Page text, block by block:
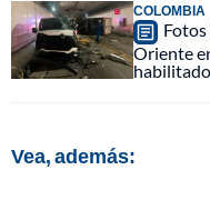
COLOMBIA
Oriente
habilitado
Vea, además: